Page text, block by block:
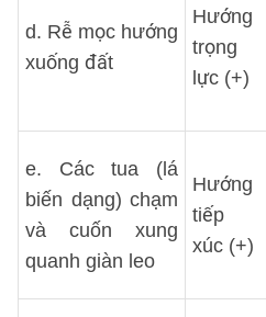
d. Rễ mọc hướng
xuống đất
Hướng
trọng
lực (+)
e. Các tua (lá
biến dạng) chạm
và cuốn xung
quanh giàn leo
Hướng
tiếp
xúc (+)